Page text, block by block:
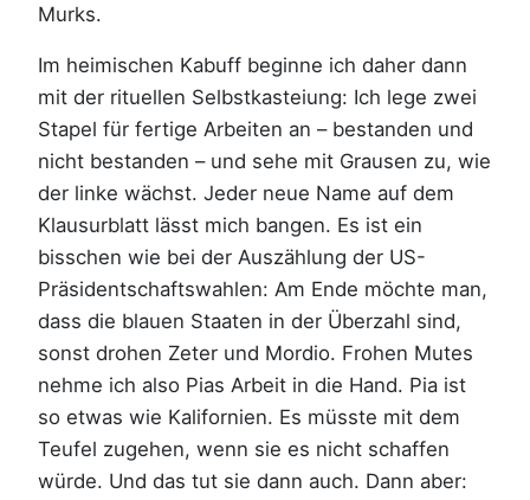
Murks.
Im heimischen Kabuff beginne ich daher dann
mit der rituellen Selbstkasteiung: Ich lege zwei
Stapel für fertige Arbeiten an – bestanden und
nicht bestanden – und sehe mit Grausen zu, wie
der linke wächst. Jeder neue Name auf dem
Klausurblatt lässt mich bangen. Es ist ein
bisschen wie bei der Auszählung der US-
Präsidentschaftswahlen: Am Ende möchte man,
dass die blauen Staaten in der Überzahl sind,
sonst drohen Zeter und Mordio. Frohen Mutes
nehme ich also Pias Arbeit in die Hand. Pia ist
so etwas wie Kalifornien. Es müsste mit dem
Teufel zugehen, wenn sie es nicht schaffen
würde. Und das tut sie dann auch. Dann aber: